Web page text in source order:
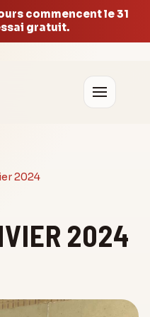
commencent le 31
gratuit.
2024
2024